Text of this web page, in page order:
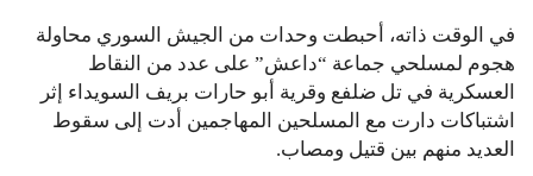
في الوقت ذاته، أحبطت وحدات من الجيش السوري محاولة
هجوم لمسلحي جماعة “داعش” على عدد من النقاط
العسكرية في تل ضلفع وقرية أبو حارات بريف السويداء إثر
اشتباكات دارت مع المسلحين المهاجمين أدت إلى سقوط
العديد منهم بين قتيل ومصاب.